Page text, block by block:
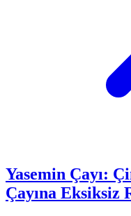
Yasemin Çayı:
Çayına Eksiksiz